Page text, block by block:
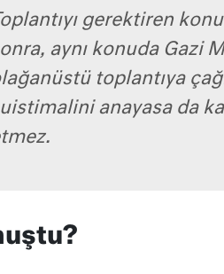
gerektiren
aynı konuda Gazi
toplantıya
anayasa da